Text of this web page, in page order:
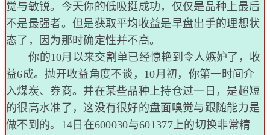
觉与敏锐。今天你的低吸挺成功，仅仅是品种上最后
不是最强者。但是获取平均收益是早盘出手的理想状
态了，因为那时确定性并不高。
你的10月以来交割单已经惊艳到令人嫉妒了，收
益6成。抛开收益角度不谈，10月初，你第一时间介
入煤炭、券商。并在某些品种上持仓过一日，是超短
的很高水准了，这没有很好的盘面嗅觉与跟随能力是
做不到的。14日在600030与601377上的切换非常精